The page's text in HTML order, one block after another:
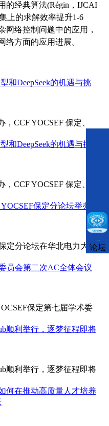
的经典算法(Régin，IJCAI
上的求解效率提升1-6
网络控制问题中的应用，
络方面的应用进展。
和DeepSeek的机遇与挑
CCF YOCSEF 保定、
和DeepSeek的机遇与挑
CCF YOCSEF 保定、
保定分论坛举办
定分论坛在华北电力大学
员会第二次AC全体会议
保定第七届学术委
顺利举行，逐梦征程即将
顺利举行，逐梦征程即将
何在推动高质量人才培养
论坛